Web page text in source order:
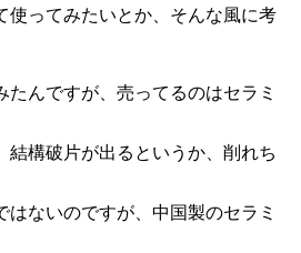
使ってみたいとか、そんな風に考
たんですが、売ってるのはセラミ
結構破片が出るというか、削れち
はないのですが、中国製のセラミ